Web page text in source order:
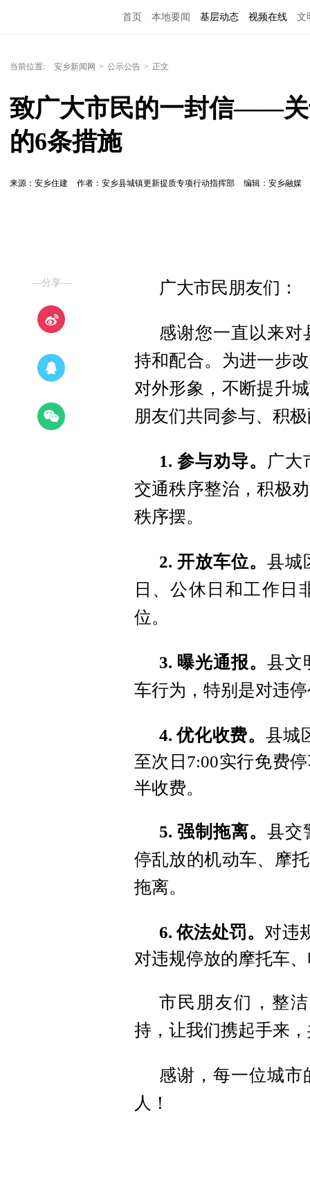
首页 本地要闻 基层动态 视频在线 文
当前位置: 安乡新闻网 > 公示公告 > 正文
致广大市民的一封信——关
的6条措施
来源：安乡住建 作者：安乡县城镇更新提质专项行动指挥部 编辑：安乡融媒
—分享— 广大市民朋友们：
感谢您一直以来
持和配合。为进一步
对外形象，不断提升
朋友们共同参与、积
1. 参与劝导。
广大
交通秩序整治，积极
秩序摆。
2. 开放车位。 县城
日、公休日和工作日
位。
3. 曝光通报。 县文
车行为，特别是对违
4. 优化收费。 县城
至次日 7:00实行免费
半收费。
5. 强制拖离。 县交
停乱放的机动车、摩
拖离。
6. 依法处罚。 对违
对违规停放的摩托车
市民朋友们，整
持，让我们携起手来
感谢，每一位城
人！